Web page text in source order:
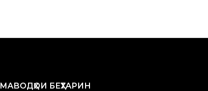
МАВОДҲОИ БЕҲТАРИН